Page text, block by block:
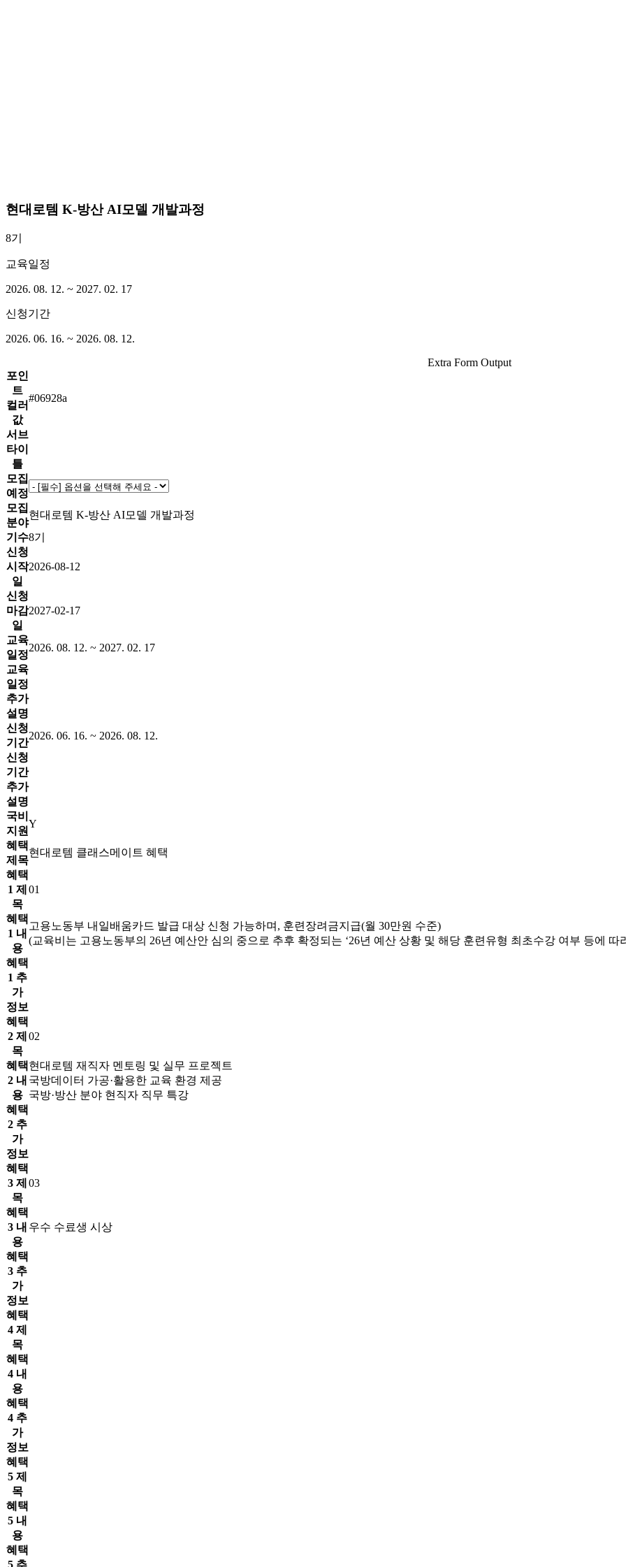
현대로템 K-방산 AI모델 개발과정
8기
교육일정
2026. 08. 12. ~ 2027. 02. 17
신청기간
2026. 06. 16. ~ 2026. 08. 12.
Extra Form Output
포인
트
컬러
값
#06928a
서브
타이
틀
모집
예정
모집
분야
현대로템 K-방산 AI모델 개발과정
기수8기
신청
시작
일
2026-08-12
신청
마감
일
2027-02-17
교육
일정
2026. 08. 12. ~ 2027. 02. 17
교육
일정
추가
설명
신청
기간
2026. 06. 16. ~ 2026. 08. 12.
신청
기간
추가
설명
국비
지원
Y
혜택
제목
현대로템 클래스메이트 혜택
혜택
1 제
목
01
혜택
1 내
용
고용노동부 내일배움카드 발급 대상 신청 가능하며, 훈련장려금지급(월 30만원 수준)
(교육비는 고용노동부의 26년 예산안 심의 중으로 추후 확정되는 ‘26년 예산 상황 및 해당 훈련유형 최초수강 여부 등에
혜택
1 추
가
정보
혜택
2 제
목
02
혜택
2 내
용
현대로템 재직자 멘토링 및 실무 프로젝트
국방데이터 가공·활용한 교육 환경 제공
국방·방산 분야 현직자 직무 특강
혜택
2 추
가
정보
혜택
3 제
목
03
혜택
3 내
용
우수 수료생 시상
혜택
3 추
가
정보
혜택
4 제
목
혜택
4 내
용
혜택
4 추
가
정보
혜택
5 제
목
혜택
5 내
용
혜택